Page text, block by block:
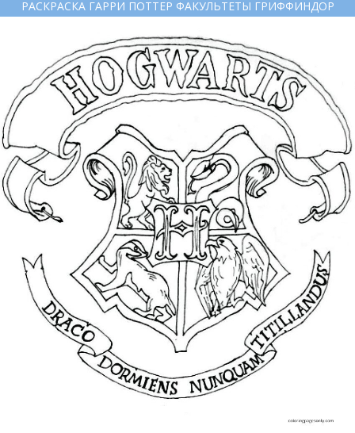
РАСКРАСКА ГАРРИ ПОТТЕР ФАКУЛЬТЕТЫ ГРИФФИНДОР